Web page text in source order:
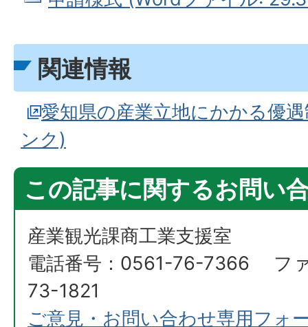
関連情報
愛知県の産業立地にかかる優
ンク)
この記事に関するお問い
産業観光課商工業支援室
電話番号：0561-76-7366 フ
73-1821
ご意見・お問い合わせ専用フォ